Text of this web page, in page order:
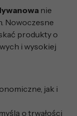
nie
Nowoczesne
produkty o
i wysokiej
jak i
o trwałości